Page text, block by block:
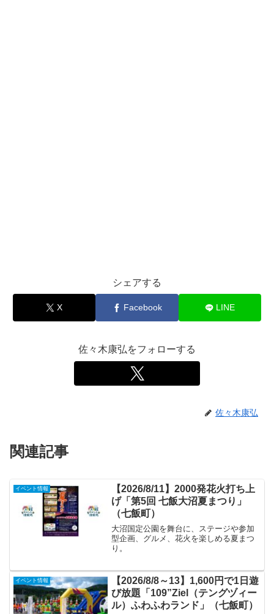
シェアする
X Facebook LINE
佐々木康弘をフォローする
佐々木康弘
関連記事
イベント情報
【2026/8/11】2000発花火打ち上
げ「第5回 七飯大沼夏まつり」
（七飯町）
大沼国定公園を舞台に、ステージや参加
型企画、グルメ、花火を楽しめる夏まつ
り。
イベント情報
【2026/8/8～13】1,600円で1日遊
び放題「109”Ziel（テングヅィー
ル）ふわふわランド」（七飯町）